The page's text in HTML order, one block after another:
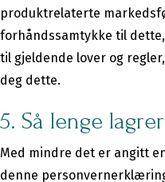
produktrelaterte
forhåndssamtykke til
til gjeldende lover og
deg dette.
5. Så lenge
Med mindre det er angitt
denne